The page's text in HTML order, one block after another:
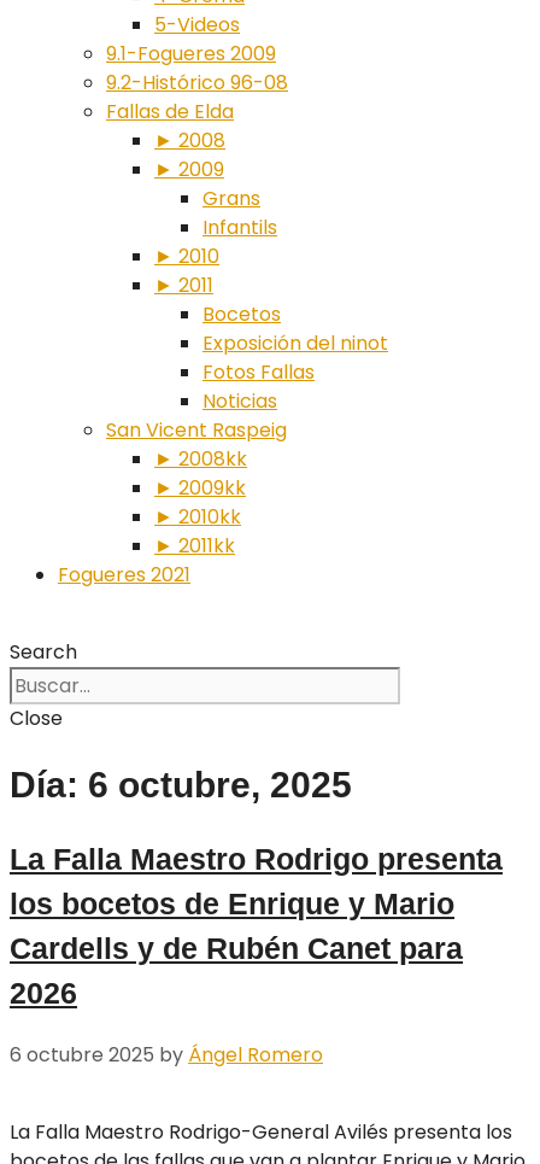
5-Videos
9.1-Fogueres 2009
9.2-Histórico 96-08
Fallas de Elda
► 2008
► 2009
Grans
Infantils
► 2010
► 2011
Bocetos
Exposición del ninot
Fotos Fallas
Noticias
San Vicent Raspeig
► 2008kk
► 2009kk
► 2010kk
► 2011kk
Fogueres 2021
Search
Close
Día: 6 octubre, 2025
La Falla Maestro Rodrigo presenta
los bocetos de Enrique y Mario
Cardells y de Rubén Canet para
2026
6 octubre 2025 by Ángel Romero
La Falla Maestro Rodrigo-General Avilés presenta los